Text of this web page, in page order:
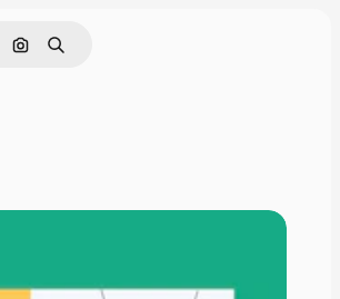
Pesquisar por imagem
Buscar